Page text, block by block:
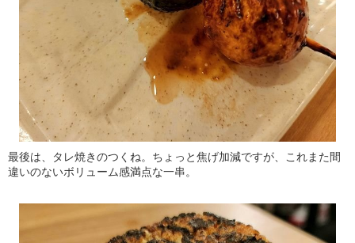
最後は、タレ焼きのつくね。ちょっと焦げ加減ですが、これまた間
違いのないボリューム感満点な一串。